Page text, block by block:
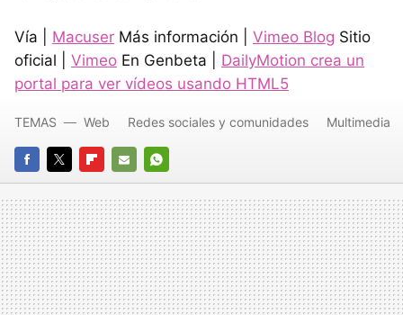
Vía | Macuser Más información | Vimeo Blog Sitio
oficial | Vimeo En Genbeta | DailyMotion crea un
portal para ver vídeos usando HTML5
FACEBOOK
TWITTERFLIPBOARD
E-
MAIL
WHATSAPP
TEMAS Web Redes sociales y comunidades Multimedia